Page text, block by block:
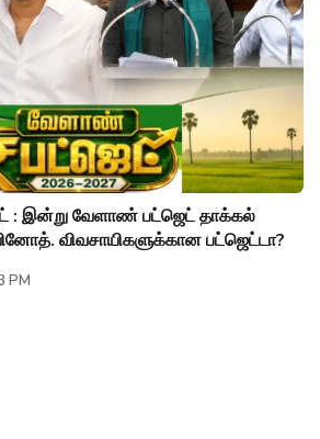
: இன்று வேளாண் பட்ஜெட் தாக்கல்
விவசாயிகளுக்கான பட்ஜெட்டா?
PM